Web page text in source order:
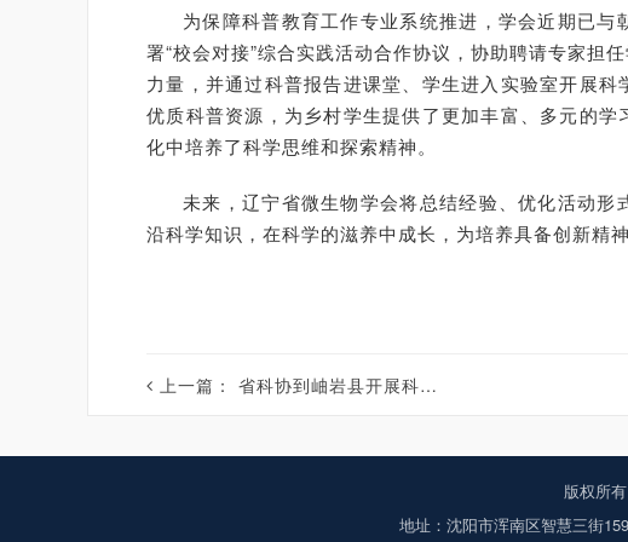
为保障科普教育工作专业系统推进，学会近期已
署“校会对接”综合实践活动合作协议，协助聘请专家担
力量，并通过科普报告进课堂、学生进入实验室开展
优质科普资源，为乡村学生提供了更加丰富、多元的
化中培养了科学思维和探索精神。
未来，辽宁省微生物学会将总结经验、优化活动
沿科学知识，在科学的滋养中成长，为培养具备创新精
上一篇： 省科协到岫岩县开展科技服务
版权所
地址：沈阳市浑南区智慧三街